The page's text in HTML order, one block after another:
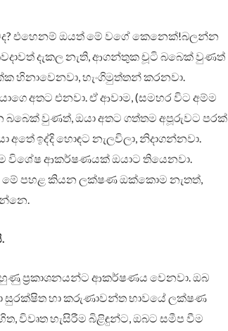
එහෙනම් ඔයත් මේ වගේ කෙනෙක්!බලන්න
දැකල නැති, ආගන්තුක චූටි බබෙක් වුණත්
හිනාවෙනවා, හැංගිමුත්තන් කරනවා.
අතට එනවා. ඒ ආවාම, (සමහර විට අම්ම
වුණත්, ඔයා අතට ගත්තම අපූරුවට පරක්
අතේ ඉද්දි හොඳට නැලවිලා, නිදාගන්නවා.
විශේෂ ආකර්ෂණයක් ඔයාට තියෙනවා.
මේ පහළ කියන ලක්ෂණ ඔක්කොම නැතත්,
ප්‍රකාශනයන්ට ආකර්ෂණය වෙනවා. ඔබ
සුරක්ෂිත හා කරුණාවන්ත භාවයේ ලක්ෂණ
විවෘත හැසිරීම බිළිඳුන්ට, ඔබට සමීප වීම